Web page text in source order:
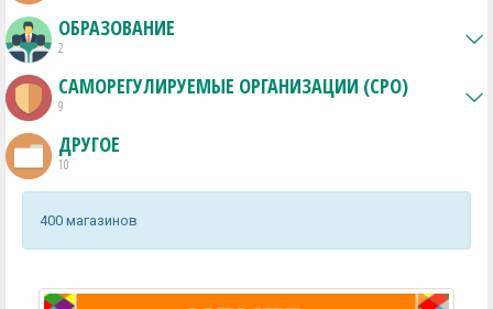
ОБРАЗОВАНИЕ
2
САМОРЕГУЛИРУЕМЫЕ ОРГАНИЗАЦИИ (СРО)
9
ДРУГОЕ
10
400 магазинов